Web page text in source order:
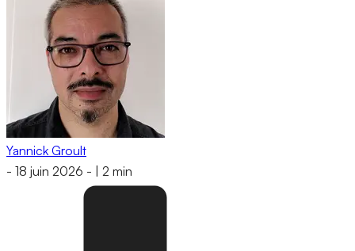
Yannick Groult
- 18 juin 2026 - 2 min